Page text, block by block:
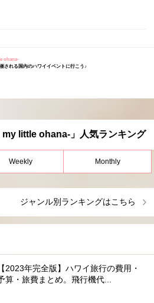
ohana-
される国内のハワイイベントに行こう♪
my little ohana-」人気ランキング
Weekly Monthly
ジャンル別ランキングはこちら
【2023年完全版】ハワイ旅行の費用・
算・旅費まとめ。飛行機代...